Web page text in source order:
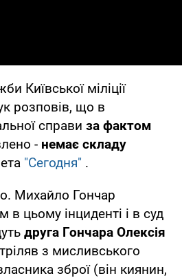
Київської міліції
розповів, що в
справи за фактом
- немає складу
"Сегодня" .
Михайло Гончар
цьому інциденті і в суд
друга Гончара Олексія
з мисливського
зброї (він киянин,